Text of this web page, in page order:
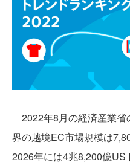
2022年8月の経済産業省
界の越境EC市場規模は
2026年には4兆8,200億US